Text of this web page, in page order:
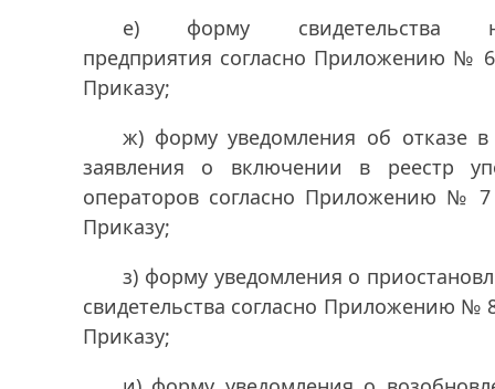
е) форму свидетельства
предприятия согласно Приложению №
Приказу;
ж) форму уведомления об отказе в
заявления о включении в реестр
операторов согласно Приложению №
Приказу;
з) форму уведомления о
свидетельства согласно Приложению №
Приказу;